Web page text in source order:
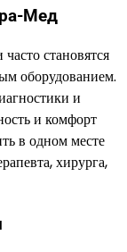
Мед
становятся
оборудованием.
и
и комфорт
в одном месте
хирурга,